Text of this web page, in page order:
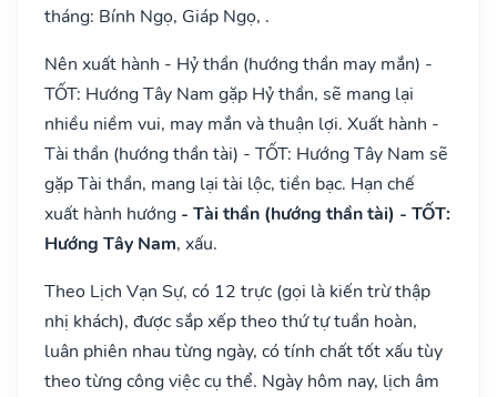
tháng: Bính Ngọ, Giáp Ngọ, .
Nên xuất hành - Hỷ thần (hướng thần may mắn) -
TỐT: Hướng Tây Nam gặp Hỷ thần, sẽ mang lại
nhiều niềm vui, may mắn và thuận lợi. Xuất hành -
Tài thần (hướng thần tài) - TỐT: Hướng Tây Nam sẽ
gặp Tài thần, mang lại tài lộc, tiền bạc. Hạn chế
xuất hành hướng - Tài thần (hướng thần tài) - TỐT:
Hướng Tây Nam, xấu.
Theo Lịch Vạn Sự, có 12 trực (gọi là kiến trừ thập
nhị khách), được sắp xếp theo thứ tự tuần hoàn,
luân phiên nhau từng ngày, có tính chất tốt xấu tùy
theo từng công việc cụ thể. Ngày hôm nay, lịch âm